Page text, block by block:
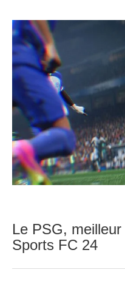
Le PSG,
Sports FC 24